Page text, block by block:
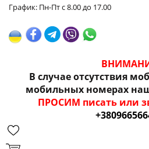
График: Пн-Пт с 8.00 до 17.00
В случае отсутствия
мобильных номерах
ПРОСИМ писать или